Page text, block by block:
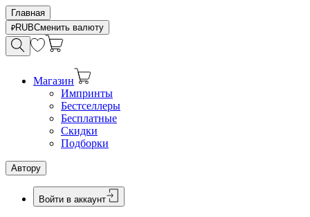
Главная
RUBСменить валюту
Магазин
Импринты
Бестселлеры
Бесплатные
Скидки
Подборки
Автору
Войти в аккаунт